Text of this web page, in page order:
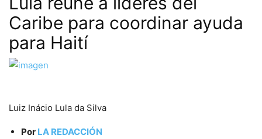
Caribe para coordinar ayuda
para Haití
Luiz Inácio Lula da Silva
Por LA REDACCIÓN